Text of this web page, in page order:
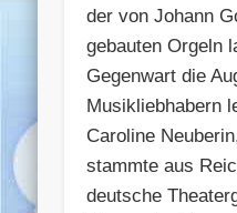
der von Johann
gebauten Orgeln
Gegenwart die
Musikliebhabern
Caroline
stammte aus
deutsche